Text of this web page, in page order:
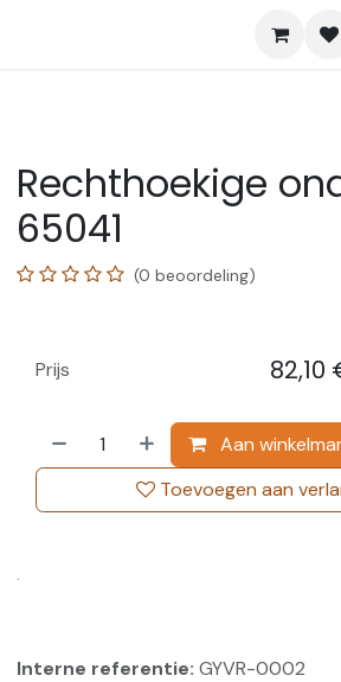
Rechthoekige
65041
(0 beoordeling)
Aan
Toevoegen aan
Prijs 82,10
.
Interne referentie: GYVR-0002